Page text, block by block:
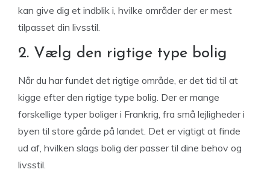
kan give dig et indblik i, hvilke områder der er mest
tilpasset din livsstil.
2. Vælg den rigtige type bolig
Når du har fundet det rigtige område, er det tid til at
kigge efter den rigtige type bolig. Der er mange
forskellige typer boliger i Frankrig, fra små lejligheder i
byen til store gårde på landet. Det er vigtigt at finde
ud af, hvilken slags bolig der passer til dine behov og
livsstil.